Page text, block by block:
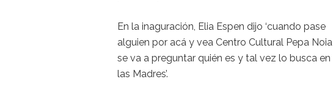
En la inaguración, Elia Espen dijo ‘cuando pase
alguien por acá y vea Centro Cultural Pepa Noia
se va a preguntar quién es y tal vez lo busca
las Madres’.